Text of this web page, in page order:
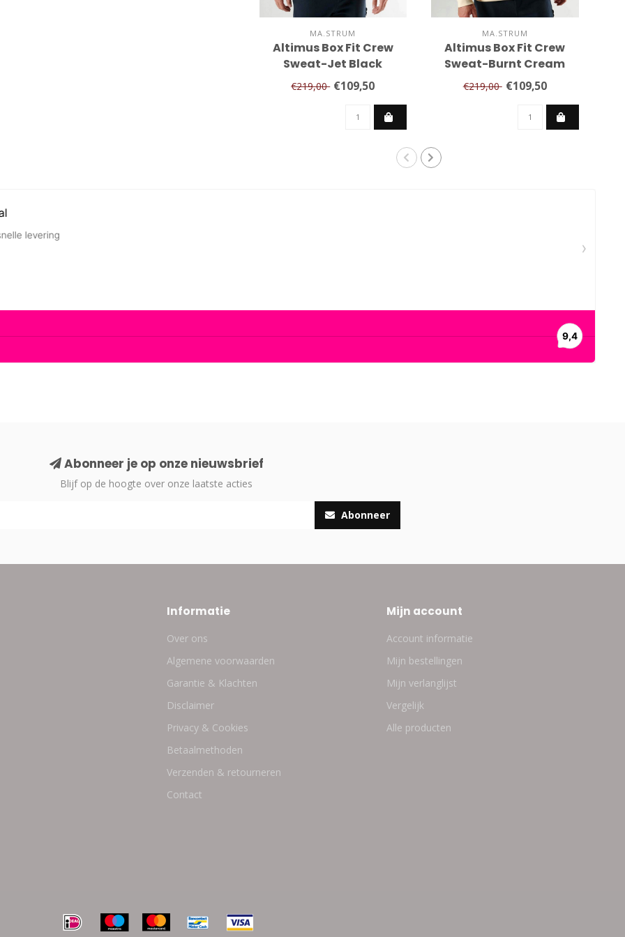
MA.STRUM
Altimus Box Fit Crew
Sweat-Jet Black
€219,00 €109,50
MA.STRUM
Altimus Box Fit Crew
Sweat-Burnt Cream
€219,00 €109,50
Abonneer je op onze nieuwsbrief
Blijf op de hoogte over onze laatste acties
Abonneer
Informatie
Over ons
Algemene voorwaarden
Garantie & Klachten
Disclaimer
Privacy & Cookies
Betaalmethoden
Verzenden & retourneren
Contact
Mijn account
Account informatie
Mijn bestellingen
Mijn verlanglijst
Vergelijk
Alle producten